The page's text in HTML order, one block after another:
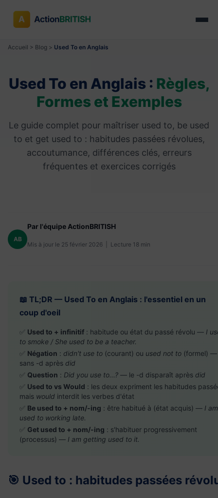
Accueil > Blog > Used To en Anglais
Used To en Anglais : Règles,
Formes et Exemples
Le guide complet pour maîtriser used to, be used
to et get used to : habitudes passées révolues,
accoutumance, différences clés, erreurs
fréquentes et exercices corrigés
AB
Par l'équipe ActionBRITISH
Mis à jour le 25 février 2026 | Lecture 18 min
📖 TL;DR — Used To en Anglais : l'essentiel en un
coup d'oeil
✅ Used to + infinitif : habitude ou état du passé révolu — I
to smoke / She used to be a teacher.
✅ Négation : didn't use to (courant) ou used not to (formel) —
sans -d après did
✅ Question : Did you use to...? — le -d disparaît après did
✅ Used to vs Would : les deux expriment les habitudes
mais would interdit les verbes d'état
✅ Be used to + nom/-ing : être habitué à (état acquis) — I am
used to working late.
✅ Get used to + nom/-ing : s'habituer progressivement
(processus) — I am getting used to it.
🎯 Used to : habitudes passées